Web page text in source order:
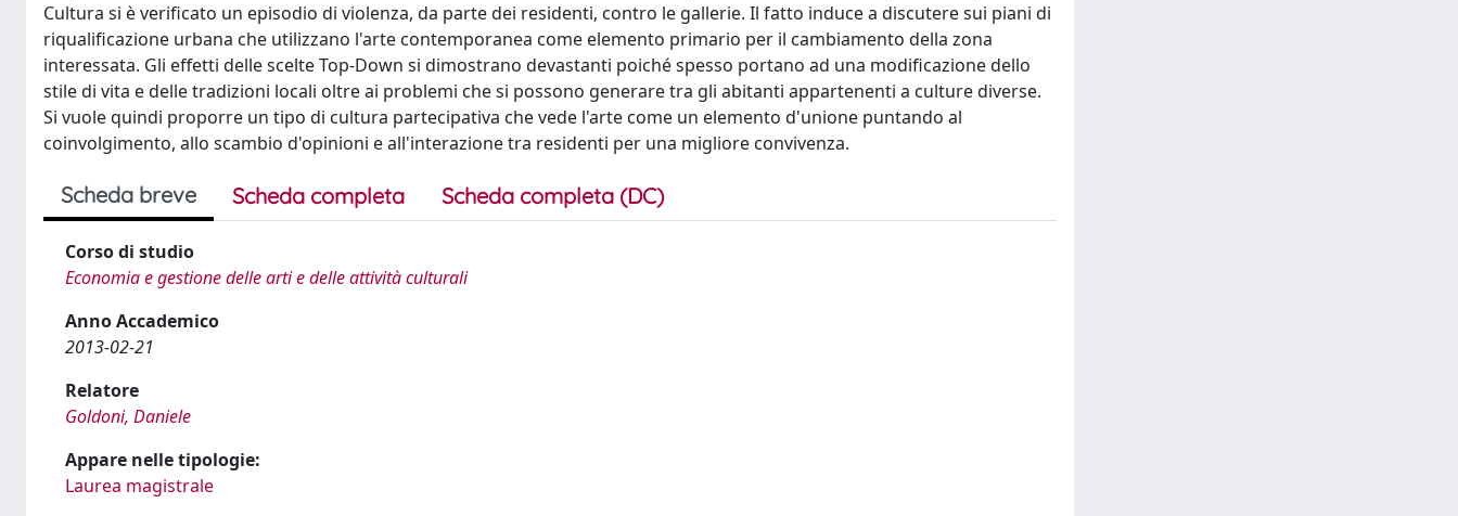
Cultura si è verificato un episodio di violenza, da parte dei residenti, contro le gallerie. Il fatto induce a discutere sui piani di
riqualificazione urbana che utilizzano l'arte contemporanea come elemento primario per il cambiamento della zona
interessata. Gli effetti delle scelte Top-Down si dimostrano devastanti poiché spesso portano ad una modificazione dello
stile di vita e delle tradizioni locali oltre ai problemi che si possono generare tra gli abitanti appartenenti a culture diverse.
Si vuole quindi proporre un tipo di cultura partecipativa che vede l'arte come un elemento d'unione puntando al
coinvolgimento, allo scambio d'opinioni e all'interazione tra residenti per una migliore convivenza.
Scheda breve Scheda completa Scheda completa (DC)
Corso di studio
Economia e gestione delle arti e delle attività culturali
Anno Accademico
2013-02-21
Relatore
Goldoni, Daniele
Appare nelle tipologie:
Laurea magistrale